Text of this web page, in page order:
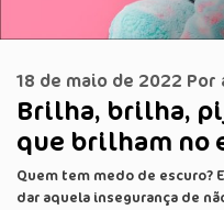
Brilha, brilha,
que brilham no
18 de maio de 2022 Por
Quem tem medo de escuro?
dar aquela insegurança de